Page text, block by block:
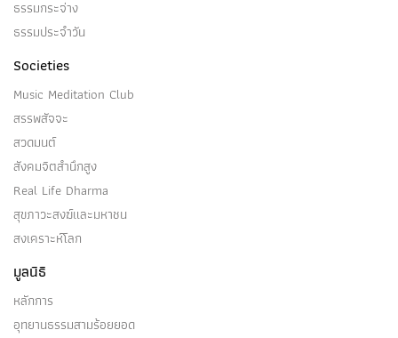
ธรรมกระจ่าง
ธรรมประจำวัน
Societies
Music Meditation Club
สรรพสัจจะ
สวดมนต์
สังคมจิตสำนึกสูง
Real Life Dharma
สุขภาวะสงฆ์และมหาชน
สงเคราะห์โลก
มูลนิธิ
หลักการ
อุทยานธรรมสามร้อยยอด